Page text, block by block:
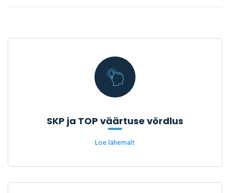
SKP ja TOP väärtuse võrdlus
Loe lähemalt